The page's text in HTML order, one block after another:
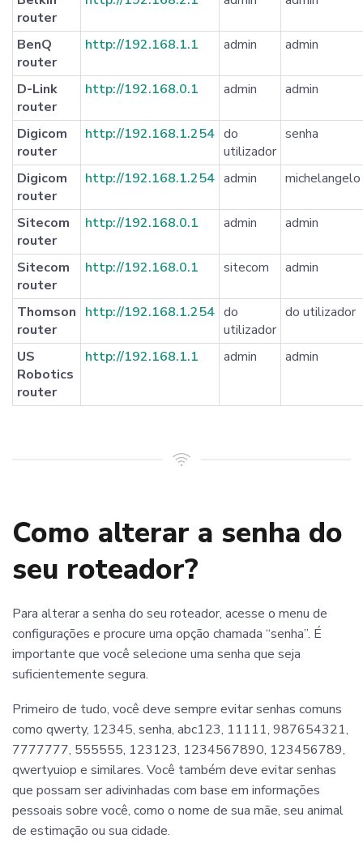
router
BenQ
router
http://192.168.1.1 admin admin
D-Link
router
http://192.168.0.1 admin admin
Digicom
router
http://192.168.1.254 do
utilizador
senha
Digicom
router
http://192.168.1.254 admin michelangelo
Sitecom
router
http://192.168.0.1 admin admin
Sitecom
router
http://192.168.0.1 sitecom admin
Thomson
router
http://192.168.1.254 do
utilizador
do utilizador
US
Robotics
router
http://192.168.1.1 admin admin
Como alterar a senha do
seu roteador?
Para alterar a senha do seu roteador, acesse o menu de
configurações e procure uma opção chamada “senha”. É
importante que você selecione uma senha que seja
suficientemente segura.
Primeiro de tudo, você deve sempre evitar senhas comuns
como qwerty, 12345, senha, abc123, 11111, 987654321,
7777777, 555555, 123123, 1234567890, 123456789,
qwertyuiop e similares. Você também deve evitar senhas
que possam ser adivinhadas com base em informações
pessoais sobre você, como o nome de sua mãe, seu animal
de estimação ou sua cidade.